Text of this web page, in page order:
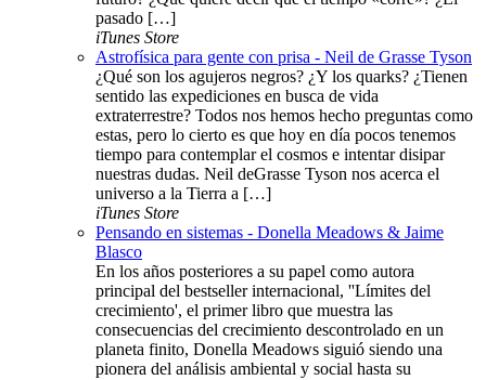
pasado […]
iTunes Store
Astrofísica para gente con prisa - Neil de Grasse Tyson
¿Qué son los agujeros negros? ¿Y los quarks? ¿Tienen
sentido las expediciones en busca de vida
extraterrestre? Todos nos hemos hecho preguntas como
estas, pero lo cierto es que hoy en día pocos tenemos
tiempo para contemplar el cosmos e intentar disipar
nuestras dudas. Neil deGrasse Tyson nos acerca el
universo a la Tierra a […]
iTunes Store
Pensando en sistemas - Donella Meadows & Jaime
Blasco
En los años posteriores a su papel como autora
principal del bestseller internacional, ''Límites del
crecimiento', el primer libro que muestra las
consecuencias del crecimiento descontrolado en un
planeta finito, Donella Meadows siguió siendo una
pionera del análisis ambiental y social hasta su